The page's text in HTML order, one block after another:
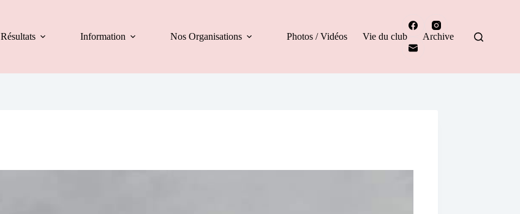
Résultats Information Nos Organisations Photos / Vidéos Vie du club Archive